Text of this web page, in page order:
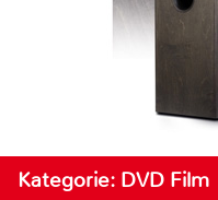
Kategorie: DVD Film